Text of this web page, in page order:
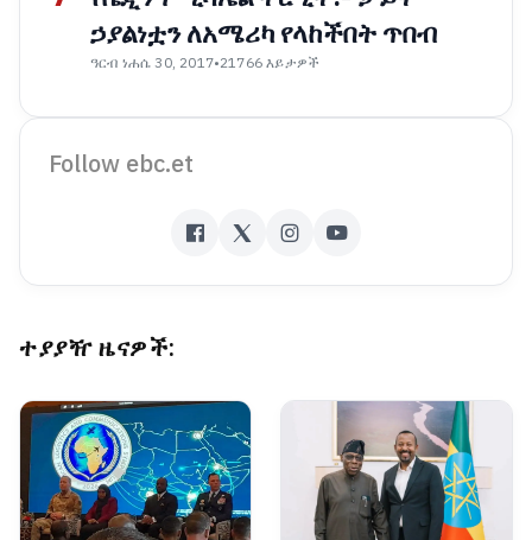
ኃያልነቷን ለአሜሪካ የላከችበት ጥበብ
ዓርብ ነሐሴ 30, 2017•21766 እይታዎች
Follow ebc.et
ተያያዥ ዜናዎች: